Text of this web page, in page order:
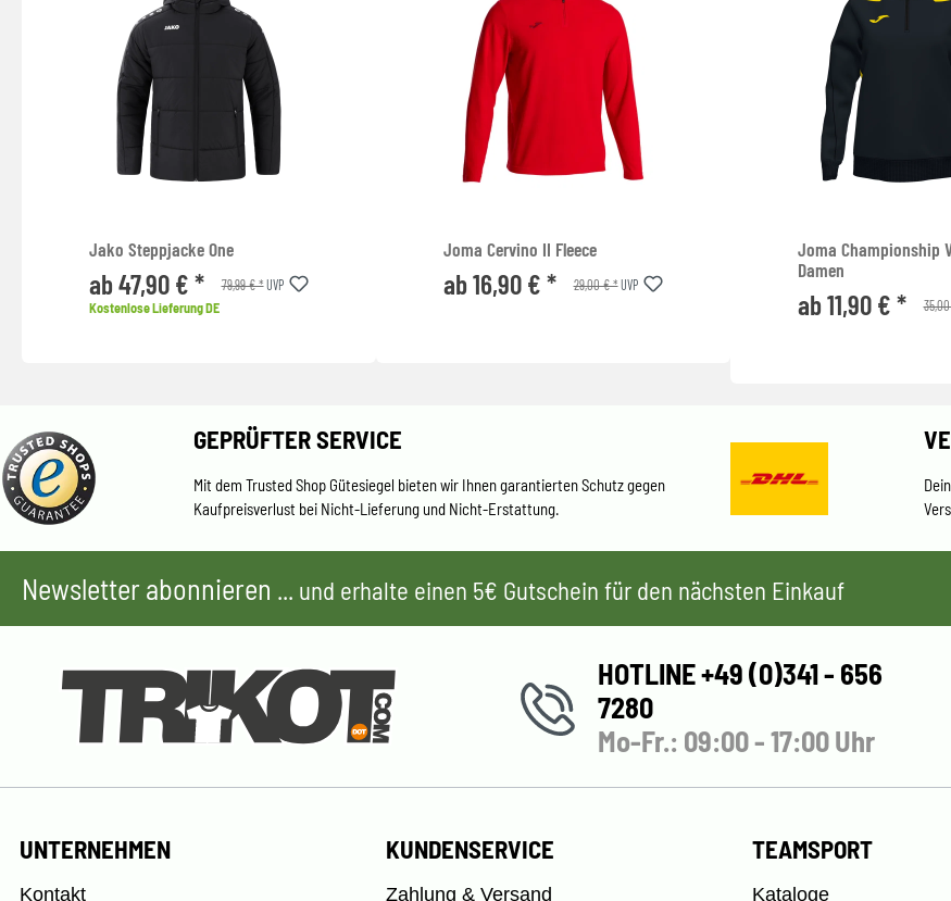
Jako Steppjacke One
ab 47,90 € * 79,99 € *UVP
Kostenlose Lieferung DE
Joma Cervino II Fleece
ab 16,90 € * 29,00 € *UVP
Joma Championship
Damen
ab 11,90 € *
GEPRÜFTER SERVICE
Mit dem Trusted Shop Gütesiegel bieten wir Ihnen garantierten Schutz gegen
Kaufpreisverlust bei Nicht-Lieferung und Nicht-Erstattung.
Newsletter abonnieren ... und erhalte einen 5€ Gutschein für den nächsten Einkauf
HOTLINE +49 (0)341 - 656
7280
Mo-Fr.: 09:00 - 17:00 Uhr
UNTERNEHMEN
Kontakt
KUNDENSERVICE
Zahlung & Versand
TEAMSPORT
Kataloge